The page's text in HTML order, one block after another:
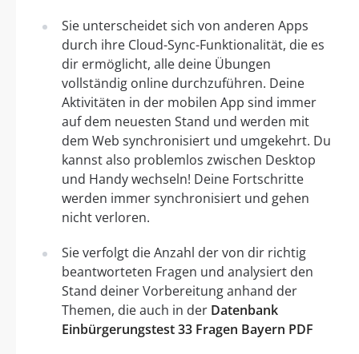
Sie unterscheidet sich von anderen Apps
durch ihre Cloud-Sync-Funktionalität, die es
dir ermöglicht, alle deine Übungen
vollständig online durchzuführen. Deine
Aktivitäten in der mobilen App sind immer
auf dem neuesten Stand und werden mit
dem Web synchronisiert und umgekehrt. Du
kannst also problemlos zwischen Desktop
und Handy wechseln! Deine Fortschritte
werden immer synchronisiert und gehen
nicht verloren.
Sie verfolgt die Anzahl der von dir richtig
beantworteten Fragen und analysiert den
Stand deiner Vorbereitung anhand der
Themen, die auch in der Datenbank
Einbürgerungstest 33 Fragen Bayern PDF